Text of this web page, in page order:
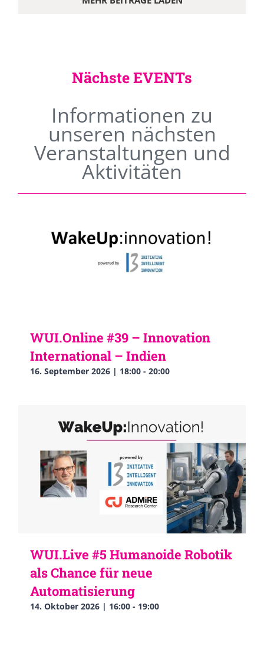
Nächste EVENTs
Informationen zu
unseren nächsten
Veranstaltungen und
Aktivitäten
WUI.Online #39 – Innovation
International – Indien
16. September 2026 | 18:00 - 20:00
WUI.Live #5 Humanoide Robotik
als Chance für neue
Automatisierung
14. Oktober 2026 | 16:00 - 19:00